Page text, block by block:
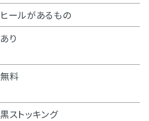
ヒールがあるもの
あり
無料
黒ストッキング